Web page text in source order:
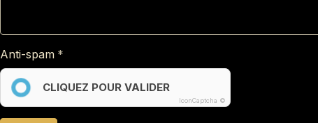
Anti-spam
CLIQUEZ POUR VALIDER
IconCaptcha ©